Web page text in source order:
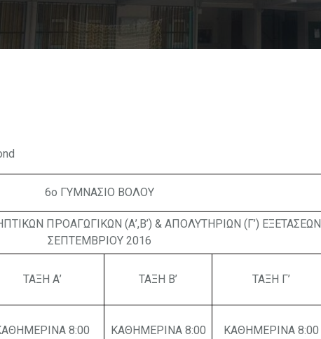
6ο ΓΥΜΝΑΣΙΟ ΒΟΛΟΥ
ΠΡΟΑΓΩΓΙΚΩΝ (Α’,Β’) & ΑΠΟΛΥΤΗΡΙΩΝ (Γ’) ΕΞΕΤΑΣΕΩΝ
ΣΕΠΤΕΜΒΡΙΟΥ 2016
ΤΑΞΗ Α’ ΤΑΞΗ Β’ ΤΑΞΗ Γ’
8:00 ΚΑΘΗΜΕΡΙΝΑ 8:00 ΚΑΘΗΜΕΡΙΝΑ 8:00